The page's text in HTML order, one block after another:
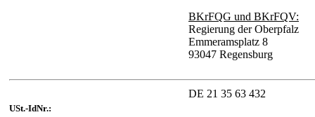
BKrFQG und BKrFQV:
Regierung der Oberpfalz
Emmeramsplatz 8
93047 Regensburg
USt.-IdNr.:
DE 21 35 63 432